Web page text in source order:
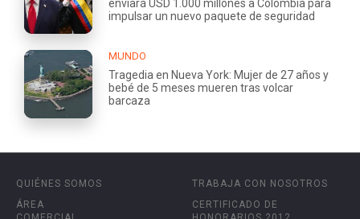
enviará USD 1.000 millones a Colombia para
impulsar un nuevo paquete de seguridad
MUNDO
Tragedia en Nueva York: Mujer de 27 años y
bebé de 5 meses mueren tras volcar
barcaza
QUIÉNES SOMOS
ÁREA
TRABAJA CON NOSOTROS
CERTIFICADO DE